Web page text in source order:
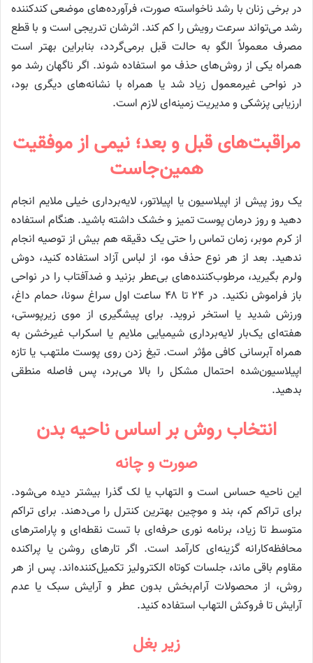
در برخی زنان با رشد ناخواسته صورت، فرآورده‌های موضعی کندکننده
رشد می‌تواند سرعت رویش را کم کند. اثرشان تدریجی است و با قطع
مصرف معمولاً الگو به حالت قبل برمی‌گردد، بنابراین بهتر است
همراه یکی از روش‌های حذف مو استفاده شوند. اگر ناگهان رشد مو
در نواحی غیرمعمول زیاد شد یا همراه با نشانه‌های دیگری بود،
ارزیابی پزشکی و مدیریت زمینه‌ای لازم است.
مراقبت‌های قبل و بعد؛ نیمی از موفقیت
همین‌جاست
یک روز پیش از اپیلاسیون یا اپیلاتور، لایه‌برداری خیلی ملایم انجام
دهید و روز درمان پوست تمیز و خشک داشته باشید. هنگام استفاده
از کرم موبر، زمان تماس را حتی یک دقیقه هم بیش از توصیه انجام
ندهید. بعد از هر نوع حذف مو، از لباس آزاد استفاده کنید، دوش
ولرم بگیرید، مرطوب‌کننده‌های بی‌عطر بزنید و ضدآفتاب را در نواحی
باز فراموش نکنید. در ۲۴ تا ۴۸ ساعت اول سراغ سونا، حمام داغ،
ورزش شدید یا استخر نروید. برای پیشگیری از موی زیرپوستی،
هفته‌ای یک‌بار لایه‌برداری شیمیایی ملایم یا اسکراب غیرخشن به
همراه آبرسانی کافی مؤثر است. تیغ زدن روی پوست ملتهب یا تازه
اپیلاسیون‌شده احتمال مشکل را بالا می‌برد، پس فاصله منطقی
بدهید.
انتخاب روش بر اساس ناحیه بدن
صورت و چانه
این ناحیه حساس است و التهاب یا لک گذرا بیشتر دیده می‌شود.
برای تراکم کم، بند و موچین بهترین کنترل را می‌دهند. برای تراکم
متوسط تا زیاد، برنامه نوری حرفه‌ای با تست نقطه‌ای و پارامترهای
محافظه‌کارانه گزینه‌ای کارآمد است. اگر تارهای روشن یا پراکنده
مقاوم باقی ماند، جلسات کوتاه الکترولیز تکمیل‌کننده‌اند. پس از هر
روش، از محصولات آرام‌بخش بدون عطر و آرایش سبک یا عدم
آرایش تا فروکش التهاب استفاده کنید.
زیر بغل